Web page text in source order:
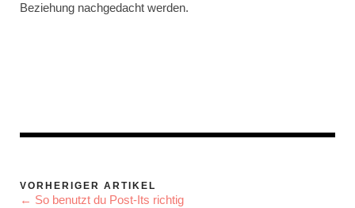
Beziehung nachgedacht werden.
VORHERIGER ARTIKEL
← So benutzt du Post-Its richtig